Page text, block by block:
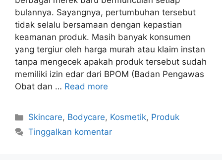
bulannya. Sayangnya, pertumbuhan tersebut
tidak selalu bersamaan dengan kepastian
keamanan produk. Masih banyak konsumen
yang tergiur oleh harga murah atau klaim instan
tanpa mengecek apakah produk tersebut sudah
memiliki izin edar dari BPOM (Badan Pengawas
Obat dan … Read more
Kategori
Skincare, Bodycare, Kosmetik, Produk
Tinggalkan komentar